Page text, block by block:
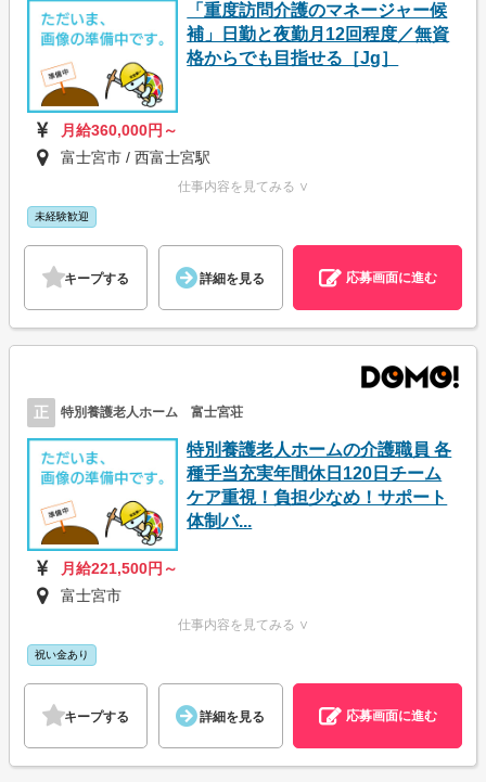
「重度訪問介護のマネージャー候
補」日勤と夜勤月12回程度／無資
格からでも目指せる［Jg］
月給360,000円～
富士宮市 / 西富士宮駅
仕事内容を見てみる ∨
未経験歓迎
キープする 詳細を見る 応募画面に進む
正 特別養護老人ホーム 富士宮荘
特別養護老人ホームの介護職員 各
種手当充実年間休日120日チーム
ケア重視！負担少なめ！サポート
体制バ...
月給221,500円～
富士宮市
仕事内容を見てみる ∨
祝い金あり
キープする 詳細を見る 応募画面に進む